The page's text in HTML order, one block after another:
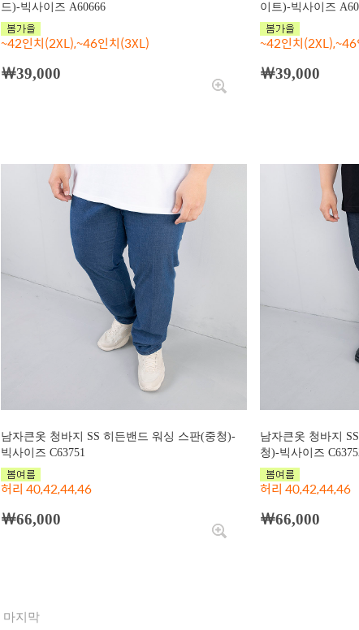
드)-빅사이즈 A60666
~42인치(2XL),~46인치(3XL)
￦39,000
이트)-빅사이즈
~42인치
￦39,000
남자큰옷 청바지 SS 히든밴드 워싱 스판(중청)-
빅사이즈 C63751
허리 40,42,44,46
￦66,000
남자큰옷 청바지
청)-빅사이즈
허리 40,42,44,46
￦66,000